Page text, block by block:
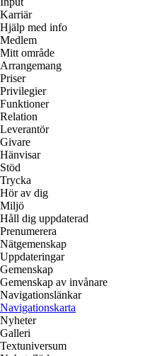
Karriär
Hjälp med info
Medlem
Mitt område
Arrangemang
Priser
Privilegier
Funktioner
Relation
Leverantör
Givare
Hänvisar
Stöd
Trycka
Hör av dig
Miljö
Håll dig uppdaterad
Prenumerera
Nätgemenskap
Uppdateringar
Gemenskap
Gemenskap av invånare
Navigationslänkar
Navigationskarta
Nyheter
Galleri
Textuniversum